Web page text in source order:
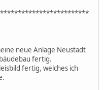
neue Anlage Neustadt
fertig.
fertig, welches ich